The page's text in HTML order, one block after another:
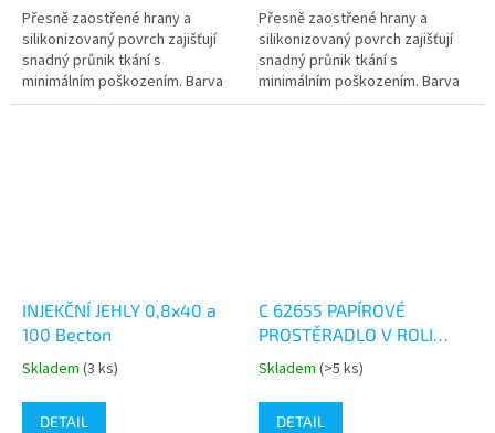
z
5
hvězdiček.
Přesně zaostřené hrany a
silikonizovaný povrch zajišťují
snadný průnik tkání s
minimálním poškozením. Barva
modrá.Balení:100ks v krabici
z
5
hvězdiček.
Přesně zaostřené hrany a
silikonizovaný povrch zajišťují
snadný průnik tkání s
minimálním poškozením. Barva
oranžová.Balení:100ks v krabici
INJEKČNÍ JEHLY 0,8x40 a
100 Becton
Průměrné
produktu
Skladem (3 ks)
DETAIL
C 62655 PAPÍROVÉ
PROSTĚRADLO V ROLI
50cm x 50m
Průměrné
produktu
Skladem (>5 ks)
DETAIL